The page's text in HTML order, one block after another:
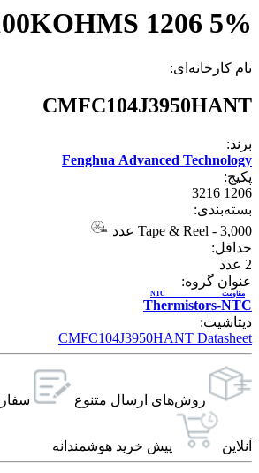
1206 5%
نام کارخانه‌ای:
CMFC104J3950HANT
برند:
Fenghua Advanced Technology
پکیج:
1206 3216
بسته‌بندی:
Tape & Reel - 3,000 عدد
حداقل:
2 عدد
عنوان گروه:
Thermistors-NTC
مقاومت NTC
دیتاشیت:
CMFC104J3950HANT Datasheet
روش‌های ارسال‌ متنوع
آنلاین پیش خرید هوشمندانه